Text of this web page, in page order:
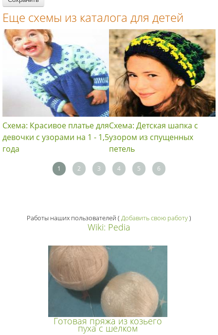
Еще схемы из каталога для детей
Схема: Красивое платье для
девочки с узорами на 1 - 1,5
года
Схема: Детская шапка с
узором из спущенных
петель
1 2 3 4 5 6
Работы наших пользователей ( Добавить свою работу)
Wiki: Pedia
Готовая пряжа из козьего
пуха с шелком